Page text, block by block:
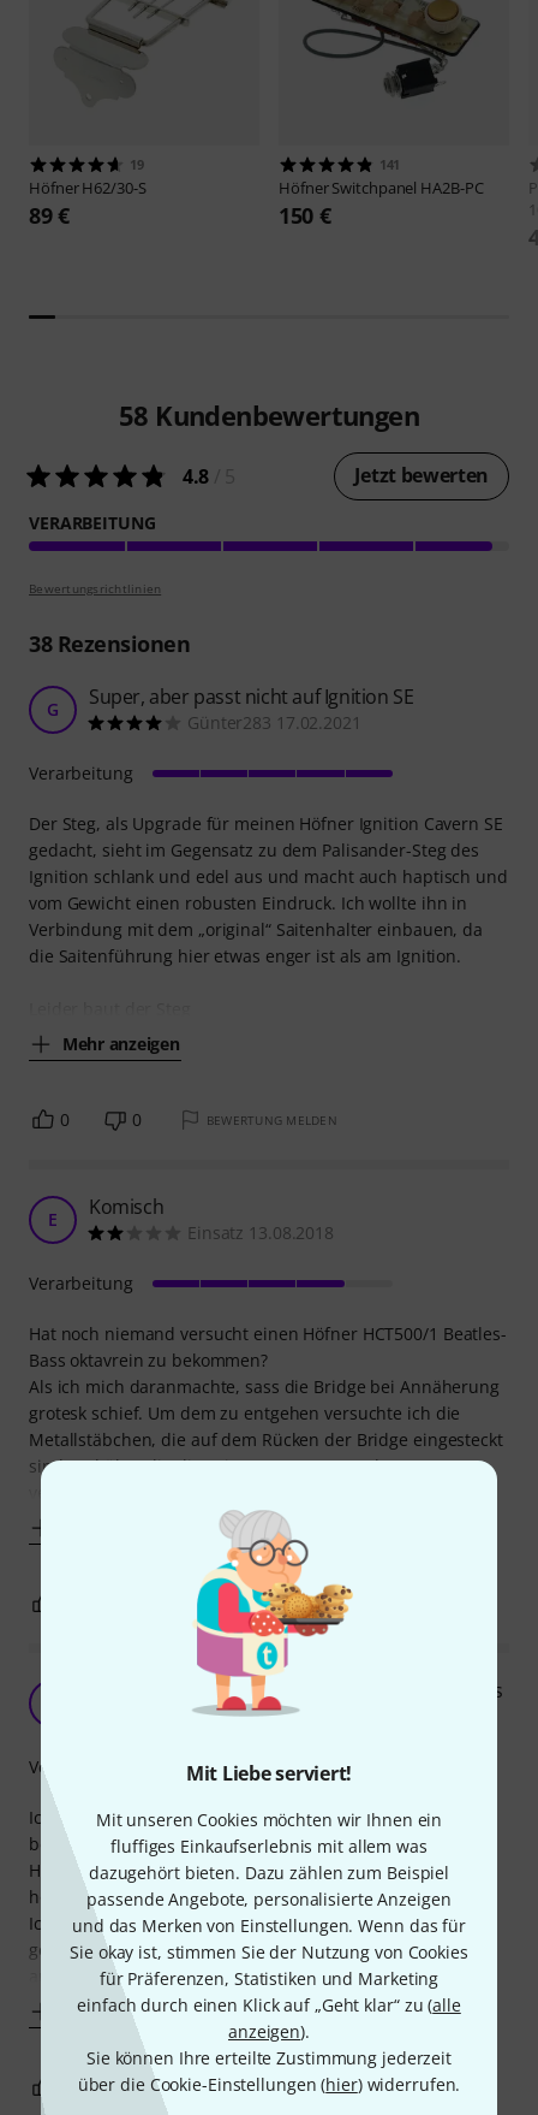
Mit Liebe serviert!
Mit unseren Cookies möchten wir Ihnen ein
fluffiges Einkaufserlebnis mit allem was
dazugehört bieten. Dazu zählen zum Beispiel
passende Angebote, personalisierte Anzeigen
und das Merken von Einstellungen. Wenn das für
Sie okay ist, stimmen Sie der Nutzung von Cookies
für Präferenzen, Statistiken und Marketing
einfach durch einen Klick auf „Geht klar“ zu (alle
anzeigen).
Sie können Ihre erteilte Zustimmung jederzeit
über die Cookie-Einstellungen (hier) widerrufen.
19
HöfnerH62/30-S
89 €
141
HöfnerSwitchpanel HA2B-PC
150 €
58 Kundenbewertungen
4.8 Jetzt bewerten
VERARBEITUNG
Bewertungsrichtlinien
38Rezensionen
G Super, aber passt nicht auf Ignition SE
Günter283 17.02.2021
Der Steg, als Upgrade für meinen Höfner Ignition Cavern SE
gedacht, sieht im Gegensatz zu dem Palisander-Steg des
Ignition schlank und edel aus und macht auch haptisch und
vom Gewicht einen robusten Eindruck. Ich wollte ihn in
Verbindung mit dem „original“ Saitenhalter einbauen, da
die Saitenführung hier etwas enger ist als am Ignition.
Mehr anzeigen
Verarbeitung
0 0 BEWERTUNG MELDEN
E Komisch
Einsatz 13.08.2018
Hat noch niemand versucht einen Höfner HCT500/1 Beatles-
Bass oktavrein zu bekommen?
Als ich mich daranmachte, sass die Bridge bei Annäherung
grotesk schief. Um dem zu entgehen versuchte ich die
Metallstäbchen, die auf dem Rücken der Bridge eingesteckt
sind und über die die Saiten gespannt werden zu
Verarbeitung
BEWERTUNG MELDEN
Höfner Bridge als Ersatz bei Orfeus Hebros Bass
HEGoM 05.10.2017
Ich habe einen Orfeus Hebros Bass restauriert und
benötigte u.a. eine Brücke. Dazu habe ich mich für die
Höfner H72/20 Bridge entschieden. Ebenholz,
höhenverstellbar und die Saitenauflagen verschiebbar!
Ich hatte allerdings nicht bedacht, dass die Höfners eine
gewölbte Decke haben und der Orfeus ein gerade Decke
aufweist. Ich habe dann die Auflage der Höfner
Mehr anzeigen
Verarbeitung
0 BEWERTUNG MELDEN